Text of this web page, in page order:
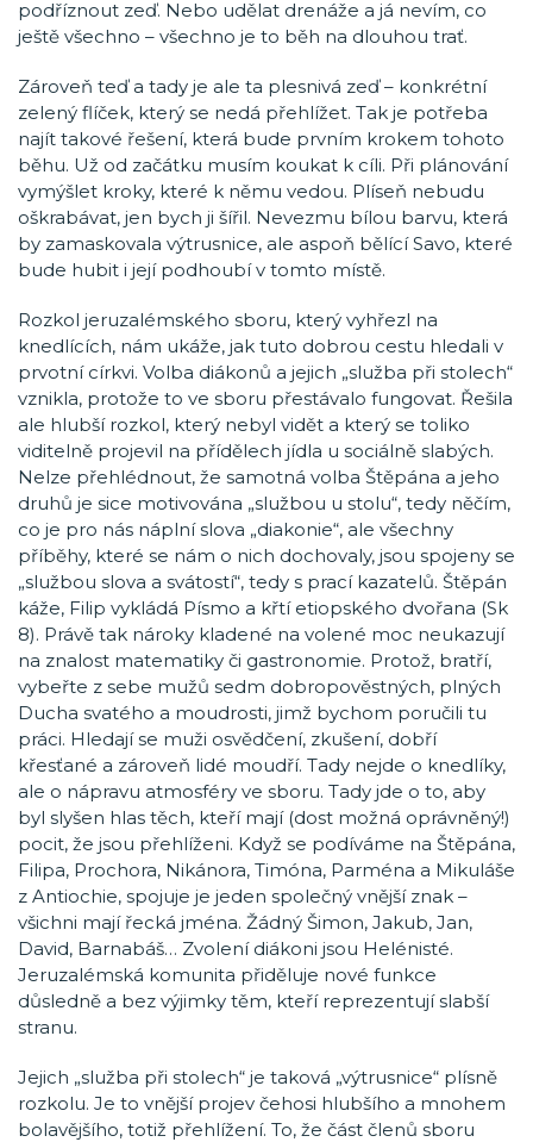
podříznout zeď. Nebo udělat drenáže a já nevím, co
ještě všechno – všechno je to běh na dlouhou trať.
Zároveň teď a tady je ale ta plesnivá zeď – konkrétní
zelený flíček, který se nedá přehlížet. Tak je potřeba
najít takové řešení, která bude prvním krokem tohoto
běhu. Už od začátku musím koukat k cíli. Při plánování
vymýšlet kroky, které k němu vedou. Plíseň nebudu
oškrabávat, jen bych ji šířil. Nevezmu bílou barvu, která
by zamaskovala výtrusnice, ale aspoň bělící Savo, které
bude hubit i její podhoubí v tomto místě.
Rozkol jeruzalémského sboru, který vyhřezl na
knedlících, nám ukáže, jak tuto dobrou cestu hledali v
prvotní církvi. Volba diákonů a jejich „služba při stolech“
vznikla, protože to ve sboru přestávalo fungovat. Řešila
ale hlubší rozkol, který nebyl vidět a který se toliko
viditelně projevil na přídělech jídla u sociálně slabých.
Nelze přehlédnout, že samotná volba Štěpána a jeho
druhů je sice motivována „službou u stolu“, tedy něčím,
co je pro nás náplní slova „diakonie“, ale všechny
příběhy, které se nám o nich dochovaly, jsou spojeny se
„službou slova a svátostí“, tedy s prací kazatelů. Štěpán
káže, Filip vykládá Písmo a křtí etiopského dvořana (Sk
8). Právě tak nároky kladené na volené moc neukazují
na znalost matematiky či gastronomie. Protož, bratří,
vybeřte z sebe mužů sedm dobropověstných, plných
Ducha svatého a moudrosti, jimž bychom poručili tu
práci. Hledají se muži osvědčení, zkušení, dobří
křesťané a zároveň lidé moudří. Tady nejde o knedlíky,
ale o nápravu atmosféry ve sboru. Tady jde o to, aby
byl slyšen hlas těch, kteří mají (dost možná oprávněný!)
pocit, že jsou přehlíženi. Když se podíváme na Štěpána,
Filipa, Prochora, Nikánora, Timóna, Parména a Mikuláše
z Antiochie, spojuje je jeden společný vnější znak –
všichni mají řecká jména. Žádný Šimon, Jakub, Jan,
David, Barnabáš… Zvolení diákoni jsou Helénisté.
Jeruzalémská komunita přiděluje nové funkce
důsledně a bez výjimky těm, kteří reprezentují slabší
stranu.
Jejich „služba při stolech“ je taková „výtrusnice“ plísně
rozkolu. Je to vnější projev čehosi hlubšího a mnohem
bolavějšího, totiž přehlížení. To, že část členů sboru